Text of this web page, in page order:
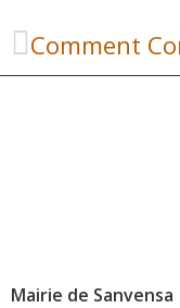
Mairie de Sanvensa